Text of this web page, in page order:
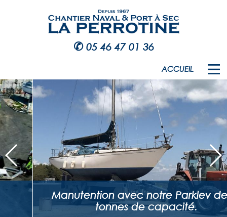
✆ 05 46 47 01 36
ACCUEIL
Manutention avec notre Parklev de 15
tonnes de capacité.